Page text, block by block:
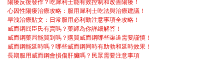
陽痿反復發作？吃犀利士能有效控制和改善陽痿！
心因性陽痿治療攻略：服用犀利士吃法與治療建議！
早洩治療貼文：日常服用必利勁注意事項全攻略！
威而鋼屈臣氏有賣嗎？藥師為你詳細解答！
威而鋼藥局能買到嗎？購買威而鋼哪些渠道需要謹慎！
威而鋼能延時嗎？哪些威而鋼同時有助勃和延時效果！
長期服用威而鋼會損傷肝臟嗎？民眾需要注意事項